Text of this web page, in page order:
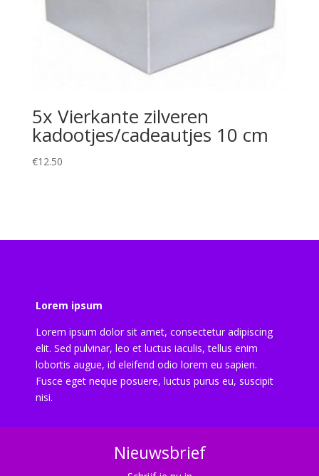
5x Vierkante zilveren
kadootjes/cadeautjes 10 cm
€12.50
Lorem ipsum
Lorem ipsum dolor sit amet, consectetur adipiscing
elit. Sed pulvinar, leo et luctus iaculis, tellus enim
lobortis augue, id eleifend odio lorem eu sapien.
Fusce eget neque posuere, luctus purus eu, suscipit
nisi.
Nieuwsbrief